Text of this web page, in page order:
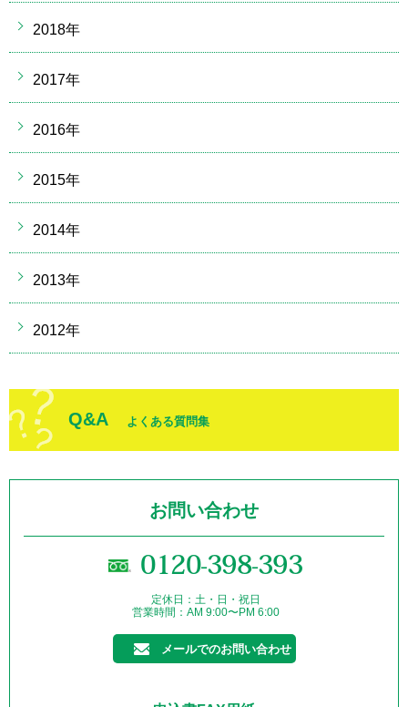
2018年
2017年
2016年
2015年
2014年
2013年
2012年
Q&A よくある質問集
お問い合わせ
0120-398-393
定休日：土・日・祝日
営業時間：AM 9:00〜PM 6:00
メールでのお問い合わせ